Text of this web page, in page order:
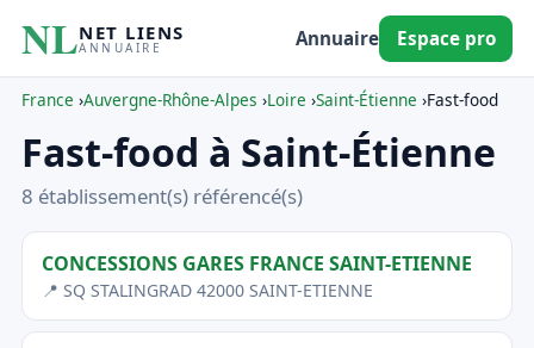
NLNET LIENS
ANNUAIRE Annuaire Espace pro
France ›Auvergne-Rhône-Alpes ›Loire ›Saint-Étienne ›Fast-food
Fast-food à Saint-Étienne
8 établissement(s) référencé(s)
CONCESSIONS GARES FRANCE SAINT-ETIENNE
📍 SQ STALINGRAD 42000 SAINT-ETIENNE